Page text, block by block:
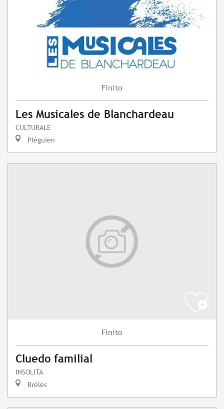
Finito
Les Musicales de Blanchardeau
CULTURALE
Pléguien
Finito
Cluedo familial
INSOLITA
Brélès